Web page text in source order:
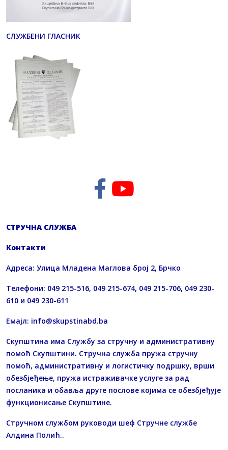
СЛУЖБЕНИ ГЛАСНИК
СТРУЧНА СЛУЖБА
Контакти
Адреса: Улица Младена Маглова број 2, Брчко
Телефони: 049 215-516, 049 215-674, 049 215-706, 049 230-
610 и 049 230-611
Емајл: info@skupstinabd.ba
Скупштина има Службу за стручну и административну
помоћ Скупштини. Стручна служба пружа стручну
помоћ, административну и логистичку подршку, врши
обезбјеђење, пружа истраживачке услуге за рад
посланика и обавља друге послове којима се обезбјеђује
функционисање Скупштине.
Стручном службом руководи шеф Стручне службе
Алдина Полић..